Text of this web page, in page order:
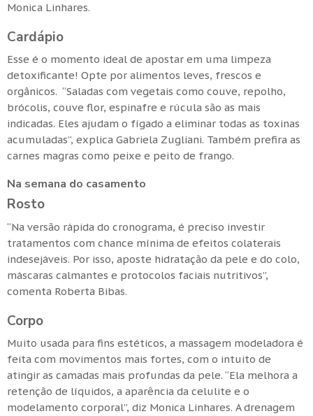
Monica Linhares.
Cardápio
Esse é o momento ideal de apostar em uma limpeza
detoxificante! Opte por alimentos leves, frescos e
orgânicos. “Saladas com vegetais como couve, repolho,
brócolis, couve flor, espinafre e rúcula são as mais
indicadas. Eles ajudam o fígado a eliminar todas as toxinas
acumuladas”, explica Gabriela Zugliani. Também prefira as
carnes magras como peixe e peito de frango.
Na semana do casamento
Rosto
“Na versão rápida do cronograma, é preciso investir
tratamentos com chance mínima de efeitos colaterais
indesejáveis. Por isso, aposte hidratação da pele e do colo,
máscaras calmantes e protocolos faciais nutritivos”,
comenta Roberta Bibas.
Corpo
Muito usada para fins estéticos, a massagem modeladora é
feita com movimentos mais fortes, com o intuito de
atingir as camadas mais profundas da pele. “Ela melhora a
retenção de líquidos, a aparência da celulite e o
modelamento corporal”, diz Monica Linhares. A drenagem